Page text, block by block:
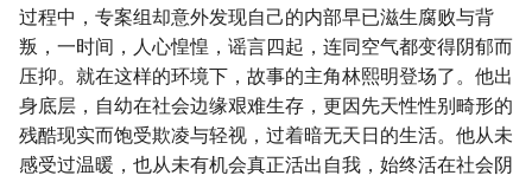
过程中，专案组却意外发现自己的内部早已滋生腐败与背
叛，一时间，人心惶惶，谣言四起，连同空气都变得阴郁而
压抑。就在这样的环境下，故事的主角林熙明登场了。他出
身底层，自幼在社会边缘艰难生存，更因先天性性别畸形的
残酷现实而饱受欺凌与轻视，过着暗无天日的生活。他从未
感受过温暖，也从未有机会真正活出自我，始终活在社会阴